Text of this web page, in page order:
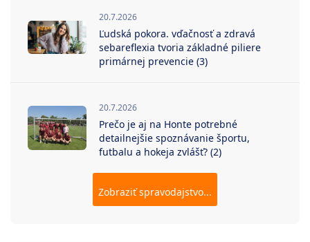
20.7.2026
Ľudská pokora. vďačnosť a zdravá
sebareflexia tvoria základné piliere
primárnej prevencie (3)
20.7.2026
Prečo je aj na Honte potrebné
detailnejšie spoznávanie športu,
futbalu a hokeja zvlášť? (2)
Zobraziť spravodajstvo...